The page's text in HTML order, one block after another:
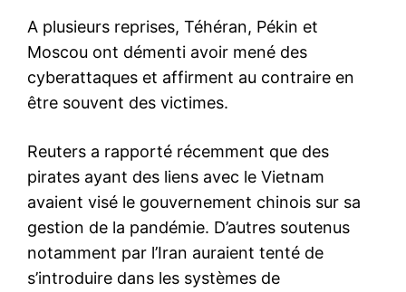
A plusieurs reprises, Téhéran, Pékin et
Moscou ont démenti avoir mené des
cyberattaques et affirment au contraire en
être souvent des victimes.
Reuters a rapporté récemment que des
pirates ayant des liens avec le Vietnam
avaient visé le gouvernement chinois sur sa
gestion de la pandémie. D’autres soutenus
notamment par l’Iran auraient tenté de
s’introduire dans les systèmes de